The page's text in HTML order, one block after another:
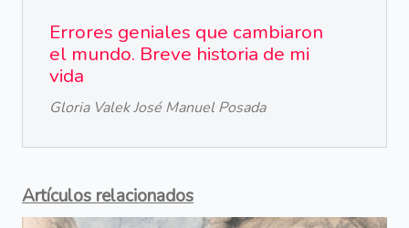
Errores geniales que cambiaron
el mundo. Breve historia de mi
vida
Gloria Valek José Manuel Posada
Artículos relacionados